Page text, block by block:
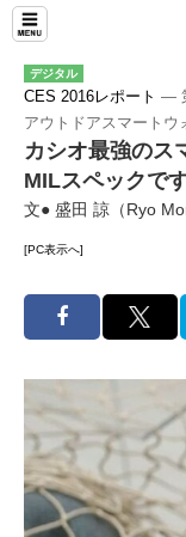
デジタル
CES 2016レポート ―
アウトドアスマートウ
カシオ最強のス
MILスペックで
文● 盛田 諒（Ryo
[PC表示へ]